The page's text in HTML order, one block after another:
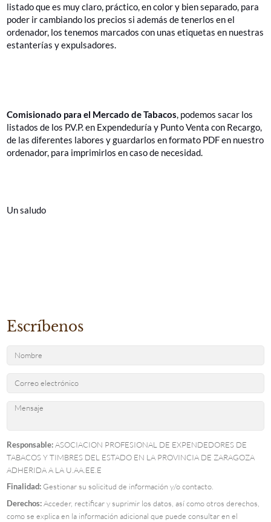
listado que es muy claro, práctico, en color y bien separado, para
poder ir cambiando los precios si además de tenerlos en el
ordenador, los tenemos marcados con unas etiquetas en nuestras
estanterías y expulsadores.
Comisionado para el Mercado de Tabacos, podemos sacar los
listados de los P.V.P. en Expendeduría y Punto Venta con Recargo,
de las diferentes labores y guardarlos en formato PDF en nuestro
ordenador, para imprimirlos en caso de necesidad.
Un saludo
Escríbenos
Responsable:ASOCIACION PROFESIONAL DE EXPENDEDORES DE
TABACOS Y TIMBRES DEL ESTADO EN LA PROVINCIA DE ZARAGOZA
ADHERIDA A LA U.AA.EE.E
Finalidad:Gestionar su solicitud de información y/o contacto.
Derechos:Acceder, rectificar y suprimir los datos, así como otros derechos,
como se explica en la información adicional que puede consultar en el